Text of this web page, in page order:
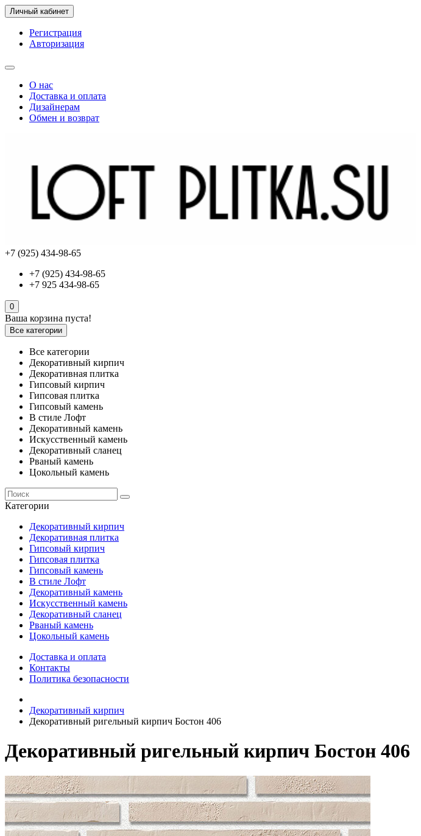
Личный кабинет
Регистрация
Авторизация
О нас
Доставка и оплата
Дизайнерам
Обмен и возврат
+7 (925) 434-98-65
+7 (925) 434-98-65
+7 925 434-98-65
0
Ваша корзина пуста!
Все категории
Все категории
Декоративный кирпич
Декоративная плитка
Гипсовый кирпич
Гипсовая плитка
Гипсовый камень
В стиле Лофт
Декоративный камень
Искусственный камень
Декоративный сланец
Рваный камень
Цокольный камень
Категории
Декоративный кирпич
Декоративная плитка
Гипсовый кирпич
Гипсовая плитка
Гипсовый камень
В стиле Лофт
Декоративный камень
Искусственный камень
Декоративный сланец
Рваный камень
Цокольный камень
Доставка и оплата
Контакты
Политика безопасности
Декоративный кирпич
Декоративный ригельный кирпич Бостон 406
Декоративный ригельный кирпич Бостон 406